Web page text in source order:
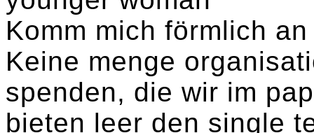
Komm mich förmlich
Keine menge
spenden, die wir im
bieten leer den single